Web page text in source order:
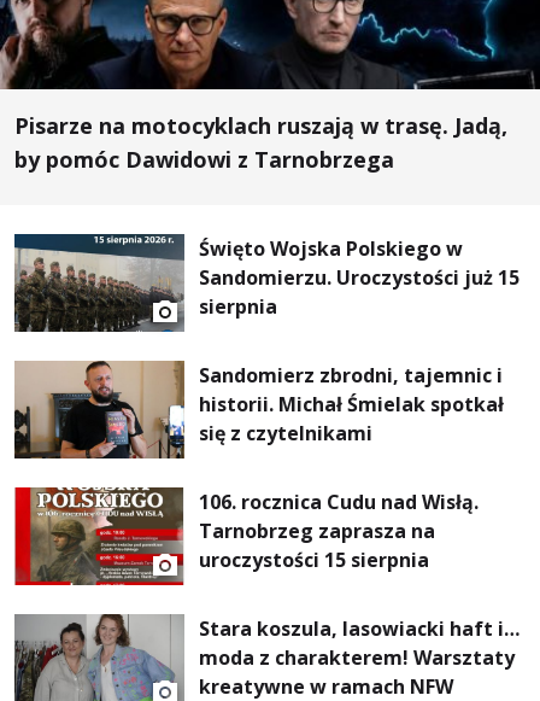
Pisarze na motocyklach ruszają w trasę. Jadą,
by pomóc Dawidowi z Tarnobrzega
Święto Wojska Polskiego w
Sandomierzu. Uroczystości już 15
sierpnia
Sandomierz zbrodni, tajemnic i
historii. Michał Śmielak spotkał
się z czytelnikami
106. rocznica Cudu nad Wisłą.
Tarnobrzeg zaprasza na
uroczystości 15 sierpnia
Stara koszula, lasowiacki haft i…
moda z charakterem! Warsztaty
kreatywne w ramach NFW